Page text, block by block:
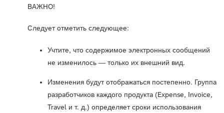
ВАЖНО!
Следует отметить следующее:
Учтите, что содержимое электронных сообщений
не изменилось — только их внешний вид.
Изменения будут отображаться постепенно. Группа
разработчиков каждого продукта (Expense, Invoice,
Travel и т. д.) определяет сроки использования